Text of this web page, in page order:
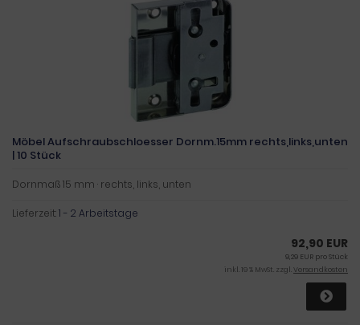
Möbel Aufschraubschloesser Dornm.15mm rechts,links,unten
| 10 Stück
Dornmaß 15 mm · rechts, links, unten
Lieferzeit:1 - 2 Arbeitstage
92,90 EUR
9,29 EUR pro Stück
inkl. 19 % MwSt. zzgl.Versandkosten